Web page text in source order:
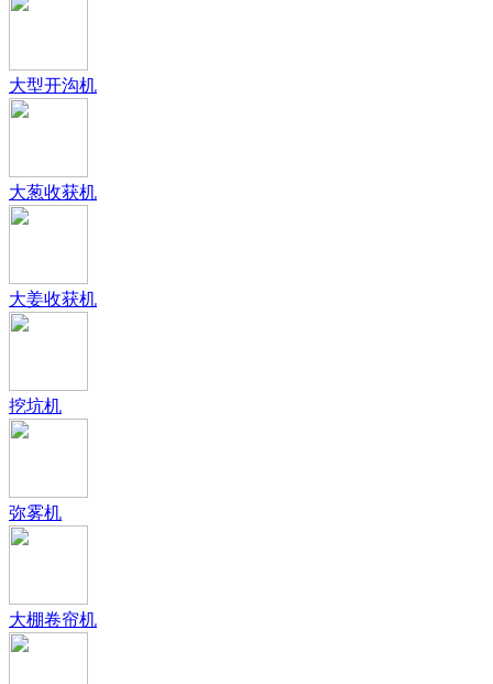
大型开沟机
大葱收获机
大姜收获机
挖坑机
弥雾机
大棚卷帘机